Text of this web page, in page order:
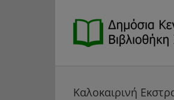
Καλοκαιρινή